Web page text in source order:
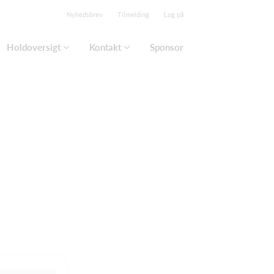
Nyhedsbrev Tilmelding Log på
Holdoversigt Kontakt Sponsor